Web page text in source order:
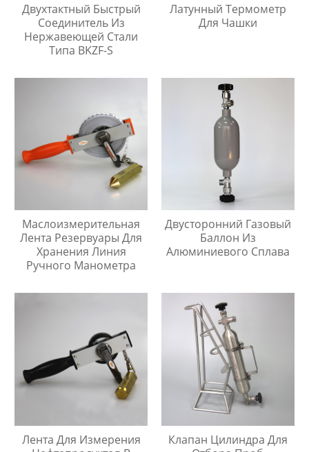
Двухтактный Быстрый
Соединитель Из
Нержавеющей Стали
Типа BKZF-S
Латунный Термометр
Для Чашки
Маслоизмерительная
Лента Резервуары Для
Хранения Линия
Ручного Манометра
Двусторонний Газовый
Баллон Из
Алюминиевого Сплава
Лента Для Измерения
Клапан Цилиндра Для